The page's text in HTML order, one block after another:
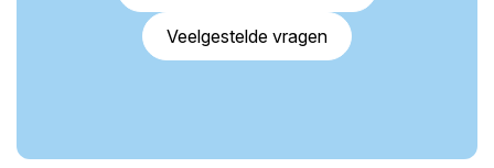
Veelgestelde vragen